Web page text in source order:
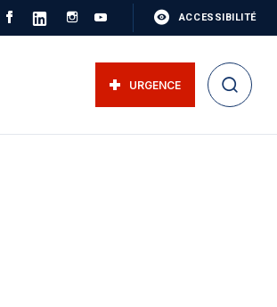
ACCESSIBILITÉ
URGENCE